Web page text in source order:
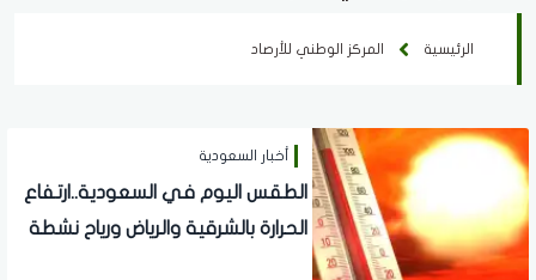
الرئيسية المركز الوطني للأرصاد
أخبار السعودية
الطقس اليوم في السعودية..ارتفاع
الحرارة بالشرقية والرياض ورياح نشطة